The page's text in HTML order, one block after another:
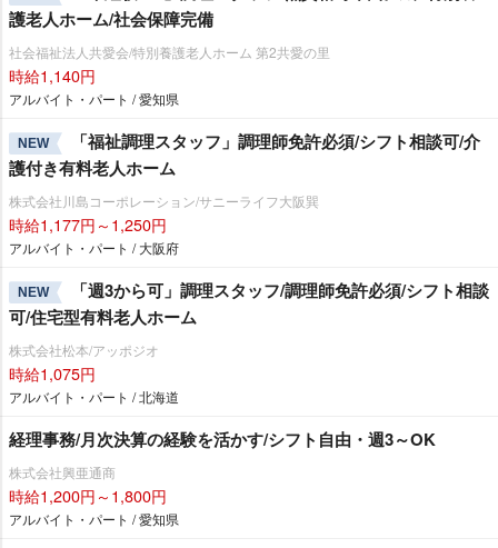
護老人ホーム/社会保障完備
社会福祉法人共愛会/特別養護老人ホーム 第2共愛の里
時給1,140円
アルバイト・パート / 愛知県
NEW
「福祉調理スタッフ」調理師免許必須/シフト相談可/介
護付き有料老人ホーム
株式会社川島コーポレーション/サニーライフ大阪巽
時給1,177円～1,250円
アルバイト・パート / 大阪府
NEW
「週3から可」調理スタッフ/調理師免許必須/シフト相談
可/住宅型有料老人ホーム
株式会社松本/アッポジオ
時給1,075円
アルバイト・パート / 北海道
経理事務/月次決算の経験を活かす/シフト自由・週3～OK
株式会社興亜通商
時給1,200円～1,800円
アルバイト・パート / 愛知県